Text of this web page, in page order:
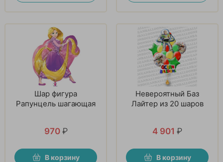
Шар фигура
Рапунцель шагающая
970 ₽
В корзину
Невероятный Баз
Лайтер из 20 шаров
4 901 ₽
В корзину